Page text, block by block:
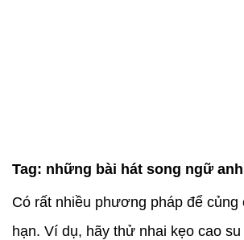
Tag: những bài hát song ngữ
Có rất nhiều phương pháp để củng
hạn. Ví dụ, hãy thử nhai kẹo cao